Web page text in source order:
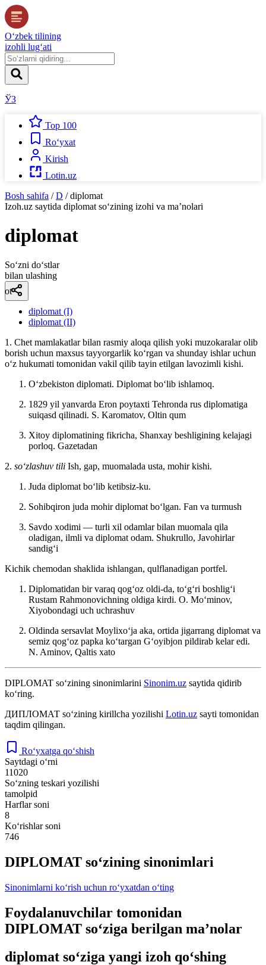
O‘zbek tilining
izohli lug‘ati
ЎЗ
Top 100
Ro‘yxat
Kirish
Lotin.uz
Bosh sahifa / D / diplomat
Izoh.uz saytida diplomat so‘zining izohi va ma’nolari
diplomat
So‘zni do‘stlar
bilan ulashing
ot
diplomat (I)
diplomat (II)
1. Chet mamlakatlar bilan rasmiy aloqa qilish yoki muzokaralar olib
borish uchun maxsus tayyorgarlik koʻrgan va shunday ishlar uchun
oʻz hukumati tomonidan vakil qilib tayin etilgan lavozimli kishi.
Oʻzbekiston diplomati. Diplomat boʻlib ishlamoq.
1829 yil yanvarda Eron poytaxti Tehronda rus diplomatiga
suiqasd qilinadi. S. Karomatov, Oltin qum
Xitoy diplomatining fikricha, Shanxay beshligining kelajagi
porloq. Gazetadan
2. so‘zlashuv tili Ish, gap, muomalada usta, mohir kishi.
Juda diplomat boʻlib ketibsiz-ku.
Sohibqiron juda mohir diplomat boʻlgan. Fan va turmush
Savdo xodimi — turli xil odamlar bilan muomala qila
oladigan, ilmli va diplomat odam. Shukrullo, Javohirlar
sandigʻi
Kichik chemodan shaklida ishlangan, qulflanadigan portfel.
Diplomatidan bir varaq qogʻoz oldi-da, toʻgʻri boshligʻi
Rustam Rahmonovichning oldiga kirdi. O. Moʻminov,
Xiyobondagi uch uchrashuv
Oldinda sersavlat Moylixoʻja aka, ortida jigarrang diplomat va
semiz qogʻoz papka koʻtargan Gʻoyibjon pildirab kelar edi.
N. Aminov, Qaltis xato
DIPLOMAT so‘zining sinonimlarini Sinonim.uz saytida qidirib
ko‘ring.
ДИПЛОМАТ so‘zining kirillcha yozilishi Lotin.uz sayti tomonidan
taqdim qilingan.
Ro‘yxatga qo‘shish
Saytdagi o‘rni
11020
So‘zning teskari yozilishi
tamolpid
Harflar soni
8
Ko‘rishlar soni
746
DIPLOMAT so‘zining sinonimlari
Sinonimlarni ko‘rish uchun ro‘yxatdan o‘ting
Foydalanuvchilar tomonidan
DIPLOMAT so‘ziga berilgan ma’nolar
diplomat so‘ziga yangi izoh qo‘shing